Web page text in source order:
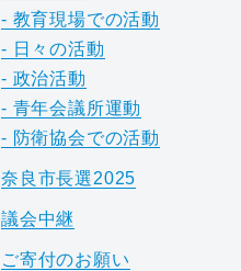
- 教育現場での活動
- 日々の活動
- 政治活動
- 青年会議所運動
- 防衛協会での活動
奈良市長選2025
議会中継
ご寄付のお願い